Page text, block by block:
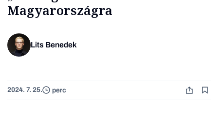
Magyarországra
Lits Benedek
2024. 7. 25. perc